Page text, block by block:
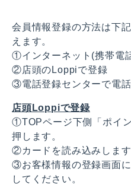
会員情報登録の方法は下
えます。
①インターネット(携帯電
②店頭のLoppiで登録
③電話登録センターで電
店頭Loppiで登録
①TOPページ下側「ポイ
押します。
②カードを読み込みします
③お客様情報の登録画面
してください。